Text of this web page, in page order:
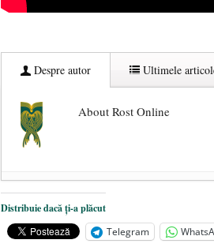
Despre autor Ultimele
About Rost Online
Dezvăluiri cutremurătoare
Statul care servește Națiunea
Legea Vexler produce
Distribuie dacă ți-a plăcut
Telegram